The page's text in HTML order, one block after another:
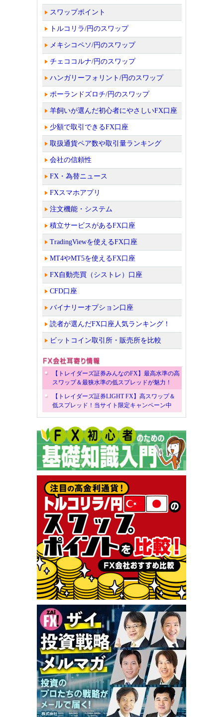
スワップポイント
トルコリラ/円のスワップ
メキシコペソ/円のスワップ
チェココルナ/円のスワップ
ハンガリーフォリント/円のスワップ
ポーランドズロチ/円のスワップ
羊飼いが選んだ初心者にやさしいFX口座
少額で取引できるFX口座
取扱通貨ペア数や取引量ランキング
会社の信頼性
FX・為替ニュース
FXスマホアプリ
注文機能・システム
積立サービスがあるFX口座
TradingViewを使えるFX口座
MT4やMT5を使えるFX口座
FX自動売買（シストレ）口座
CFD口座
バイナリーオプション口座
読者が選んだFX口座人気ランキング！
ビットコイン取引所・販売所を比較
【トレイダーズ証券みんなのFX】最高水準の高
スワップ＆最狭水準の低スプレッドが魅力！
【トレイダーズ証券LIGHT FX】高スワップ＆
低スプレッド！当サイト限定キャンペーン中